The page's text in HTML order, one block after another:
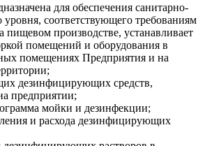
для обеспечения санитарно-
уровня, соответствующего требованиям
пищевом производстве, устанавливает
помещений и оборудования в
помещениях Предприятия и на
дезинфицирующих средств,
предприятии;
мойки и дезинфекции;
и расхода дезинфицирующих